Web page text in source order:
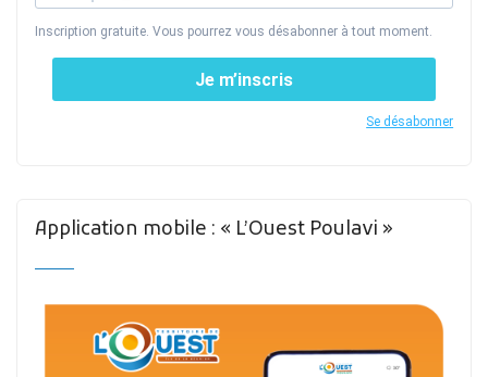
Inscription gratuite. Vous pourrez vous désabonner à tout moment.
Je m’inscris
Se désabonner
Application mobile : « L’Ouest Poulavi »